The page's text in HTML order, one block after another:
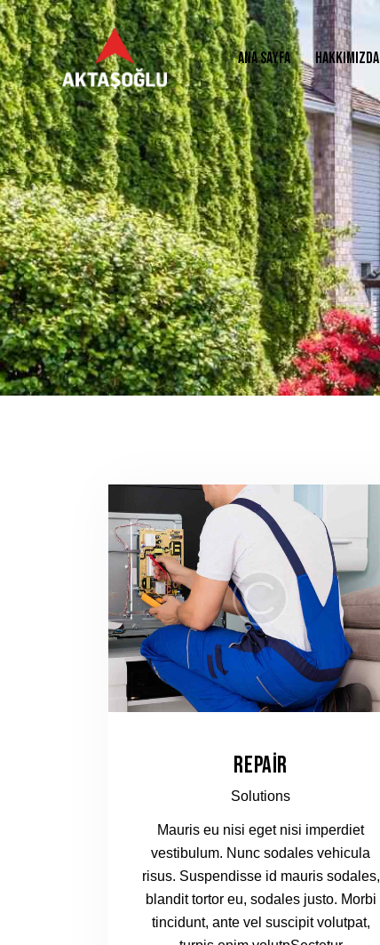
ANA SAYFA HAKKIMIZDA
REPAIR
Solutions
Mauris eu nisi eget nisi imperdiet
vestibulum. Nunc sodales vehicula
risus. Suspendisse id mauris sodales,
blandit tortor eu, sodales justo. Morbi
tincidunt, ante vel suscipit volutpat,